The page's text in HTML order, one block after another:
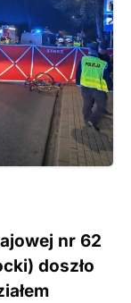
nr 62
doszło